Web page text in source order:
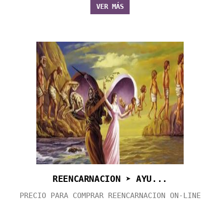
VER MÁS
REENCARNACION ➤ AYU...
PRECIO PARA COMPRAR REENCARNACION ON-LINE